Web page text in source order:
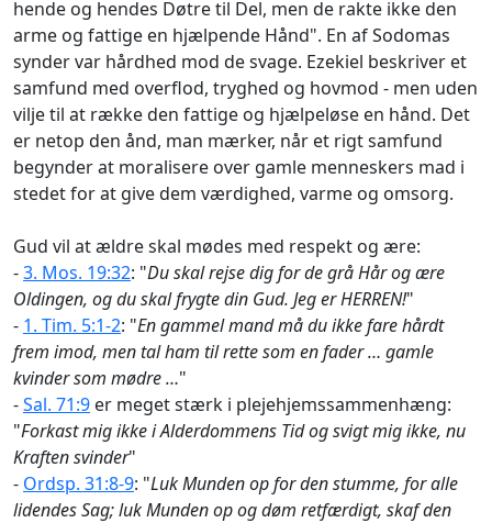
hende og hendes Døtre til Del, men de rakte ikke den
arme og fattige en hjælpende Hånd". En af Sodomas
synder var hårdhed mod de svage. Ezekiel beskriver et
samfund med overflod, tryghed og hovmod - men uden
vilje til at række den fattige og hjælpeløse en hånd. Det
er netop den ånd, man mærker, når et rigt samfund
begynder at moralisere over gamle menneskers mad i
stedet for at give dem værdighed, varme og omsorg.
Gud vil at ældre skal mødes med respekt og ære:
-3. Mos. 19:32: "Du skal rejse dig for de grå Hår og ære
Oldingen, og du skal frygte din Gud. Jeg er HERREN!"
- 1. Tim. 5:1-2: "En gammel mand må du ikke fare hårdt
frem imod, men tal ham til rette som en fader … gamle
kvinder som mødre …"
-Sal. 71:9 er meget stærk i plejehjemssammenhæng:
"Forkast mig ikke i Alderdommens Tid og svigt mig ikke, nu
Kraften svinder"
- Ordsp. 31:8-9: "Luk Munden op for den stumme, for alle
lidendes Sag; luk Munden op og døm retfærdigt, skaf den